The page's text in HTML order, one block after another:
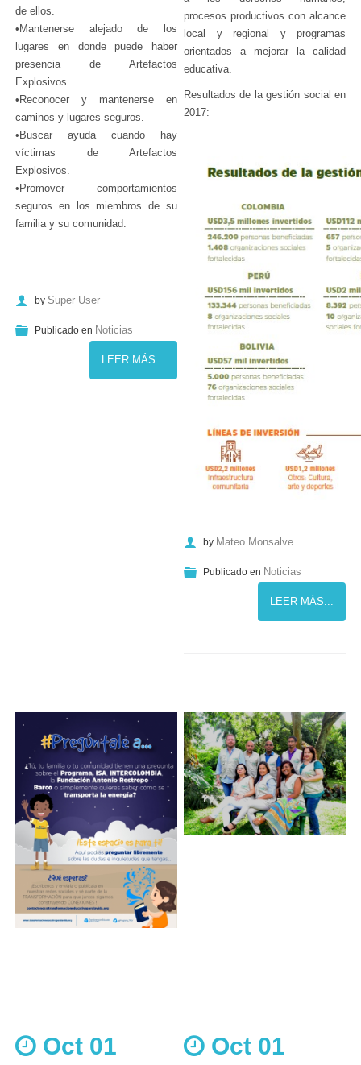
de ellos.
•Mantenerse alejado de los
lugares en donde puede haber
presencia de Artefactos
Explosivos.
•Reconocer y mantenerse en
caminos y lugares seguros.
•Buscar ayuda cuando hay
víctimas de Artefactos
Explosivos.
•Promover comportamientos
seguros en los miembros de su
familia y su comunidad.
by Super User
Publicado en Noticias
LEER MÁS...
procesos productivos con alcance
local y regional y programas
orientados a mejorar la calidad
educativa.
Resultados de la gestión social en
2017:
by Mateo Monsalve
Publicado en Noticias
LEER MÁS...
Oct 01
Oct 01